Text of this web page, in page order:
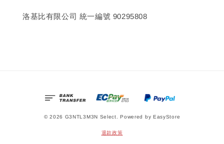
洛基比有限公司 統一編號 90295808
© 2026 G3NTL3M3N Select. Powered by EasyStore
退款政策